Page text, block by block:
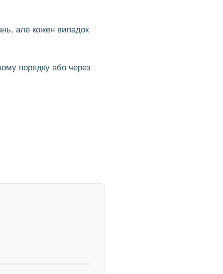
але кожен випадок
порядку або через